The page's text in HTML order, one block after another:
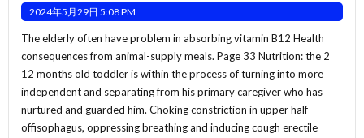
2024年5月29日 5:08 PM
The elderly often have problem in absorbing vitamin B12 Health
consequences from animal-supply meals. Page 33 Nutrition: the 2
12 months old toddler is within the process of turning into more
independent and separating from his primary caregiver who has
nurtured and guarded him. Choking constriction in upper half
offisophagus, oppressing breathing and inducing cough erectile